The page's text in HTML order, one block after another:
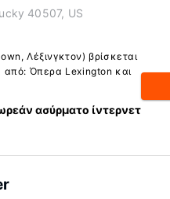
40507, US
Λέξινγκτον) βρίσκεται
από: Όπερα Lexington και
ασύρματο ίντερνετ